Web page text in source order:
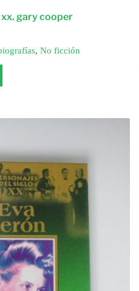
xx. gary cooper
, No ficción